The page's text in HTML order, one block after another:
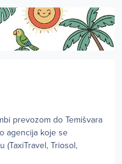
prevozom do Temišvara
agencija koje se
(TaxiTravel, Triosol,